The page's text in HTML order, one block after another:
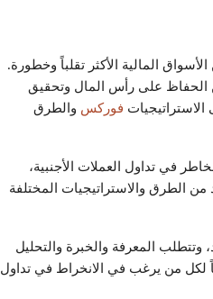
الأسواق المالية الأكثر تقلباً وخطورة.
الحفاظ على رأس المال وتحقيق
الاستراتيجيات فوركس والطرق
في تداول العملات الأجنبية،
من الطرق والاستراتيجيات المختلفة
وتتطلب المعرفة والخبرة والتحليل
لكل من يرغب في الانخراط في تداول